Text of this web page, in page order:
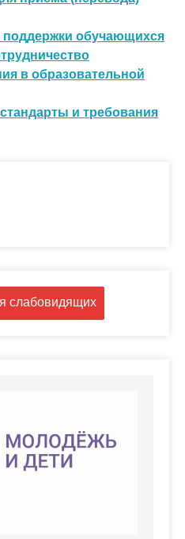
обучающихся
в образовательной
и требования
слабовидящих